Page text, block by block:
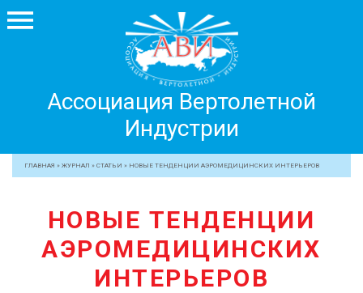
Ассоциация Вертолетной
Индустрии
Вертолетной
Индустрии
+7 499 755 99 29
ЧЛЕНЫ АВИ
МЕРОПРИЯТИЯ
ПРОФЕССИОНАЛАМ
ГЛАВНАЯ » ЖУРНАЛ » СТАТЬИ » НОВЫЕ ТЕНДЕНЦИИ АЭРОМЕДИЦИНСКИХ ИНТЕРЬЕРОВ
НОВЫЕ ТЕНДЕНЦИИ
АЭРОМЕДИЦИНСКИХ
ИНТЕРЬЕРОВ